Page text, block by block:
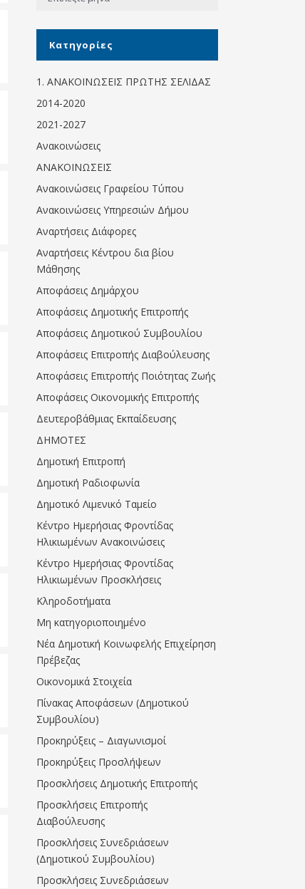
παντοπωλείο
Kοινωνικό
Πρόγραμμα
Φροντίδας
Ηλικιωμένων
(Κ.Η.Φ.Η.) Πρέβεζας
Kατηγορίες
1. ΑΝΑΚΟΙΝΩΣΕΙΣ ΠΡΩΤΗΣ ΣΕΛΙΔΑΣ
2014-2020
2021-2027
Ανακοινώσεις
ΑΝΑΚΟΙΝΩΣΕΙΣ
Ανακοινώσεις Γραφείου Τύπου
Ανακοινώσεις Υπηρεσιών Δήμου
Αναρτήσεις Διάφορες
Αναρτήσεις Κέντρου δια βίου
Μάθησης
Αποφάσεις Δημάρχου
Αποφάσεις Δημοτικής Επιτροπής
Αποφάσεις Δημοτικού Συμβουλίου
Αποφάσεις Επιτροπής Διαβούλευσης
Αποφάσεις Επιτροπής Ποιότητας Ζωής
Αποφάσεις Οικονομικής Επιτροπής
Δευτεροβάθμιας Εκπαίδευσης
ΔΗΜΟΤΕΣ
Δημοτική Επιτροπή
Δημοτική Ραδιοφωνία
Δημοτικό Λιμενικό Ταμείο
Κέντρο Ημερήσιας Φροντίδας
Ηλικιωμένων Ανακοινώσεις
Κέντρο Ημερήσιας Φροντίδας
Ηλικιωμένων Προσκλήσεις
Κληροδοτήματα
Μη κατηγοριοποιημένο
Νέα Δημοτική Κοινωφελής Επιχείρηση
Πρέβεζας
Οικονομικά Στοιχεία
Πίνακας Αποφάσεων (Δημοτικού
Συμβουλίου)
Προκηρύξεις – Διαγωνισμοί
Προκηρύξεις Προσλήψεων
Προσκλήσεις Δημοτικής Επιτροπής
Προσκλήσεις Επιτροπής
Διαβούλευσης
Προσκλήσεις Συνεδριάσεων
(Δημοτικού Συμβουλίου)
Προσκλήσεις Συνεδριάσεων